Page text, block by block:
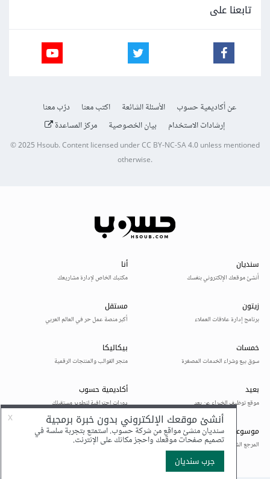
تابعنا على
عن أكاديمية حسوب الأسئلة الشائعة اكتب معنا
درّب معنا
إرشادات الاستخدام
بيان الخصوصية مركز المساعدة
© 2025Hsoub.Content licensed underCC BY-NC-SA 4.0unless mentioned
otherwise.